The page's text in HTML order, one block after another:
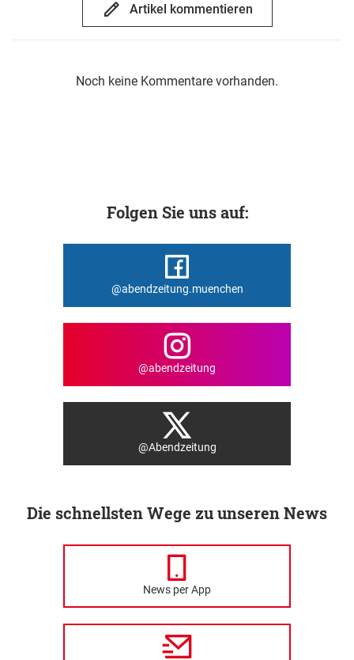
Artikel kommentieren
Noch keine Kommentare vorhanden.
Folgen Sie uns auf:
@abendzeitung.muenchen
@abendzeitung
@Abendzeitung
Die schnellsten Wege zu unseren News
News per App